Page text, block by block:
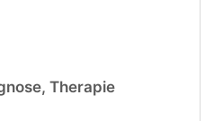
Therapie